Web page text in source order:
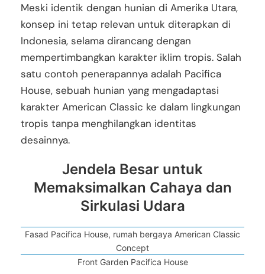
Meski identik dengan hunian di Amerika Utara,
konsep ini tetap relevan untuk diterapkan di
Indonesia, selama dirancang dengan
mempertimbangkan karakter iklim tropis. Salah
satu contoh penerapannya adalah Pacifica
House, sebuah hunian yang mengadaptasi
karakter American Classic ke dalam lingkungan
tropis tanpa menghilangkan identitas
desainnya.
Jendela Besar untuk
Memaksimalkan Cahaya dan
Sirkulasi Udara
Fasad Pacifica House, rumah bergaya American Classic
Concept
Front Garden Pacifica House